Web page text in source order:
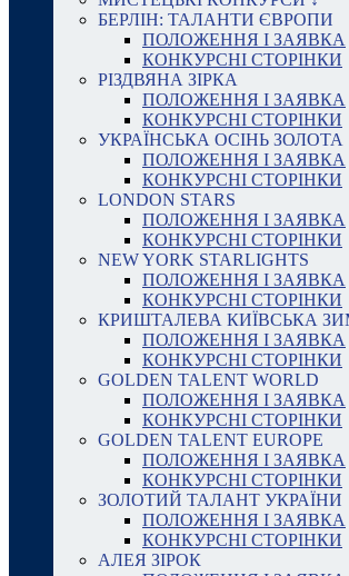
БЕРЛІН: ТАЛАНТИ ЄВРОПИ
ПОЛОЖЕННЯ І ЗАЯВКА
КОНКУРСНІ СТОРІНКИ
РІЗДВЯНА ЗІРКА
ПОЛОЖЕННЯ І ЗАЯВКА
КОНКУРСНІ СТОРІНКИ
УКРАЇНСЬКА ОСІНЬ ЗОЛОТА
ПОЛОЖЕННЯ І ЗАЯВКА
КОНКУРСНІ СТОРІНКИ
LONDON STARS
ПОЛОЖЕННЯ І ЗАЯВКА
КОНКУРСНІ СТОРІНКИ
NEW YORK STARLIGHTS
ПОЛОЖЕННЯ І ЗАЯВКА
КОНКУРСНІ СТОРІНКИ
КРИШТАЛЕВА КИЇВСЬКА
ПОЛОЖЕННЯ І ЗАЯВКА
КОНКУРСНІ СТОРІНКИ
GOLDEN TALENT WORLD
ПОЛОЖЕННЯ І ЗАЯВКА
КОНКУРСНІ СТОРІНКИ
GOLDEN TALENT EUROPE
ПОЛОЖЕННЯ І ЗАЯВКА
КОНКУРСНІ СТОРІНКИ
ЗОЛОТИЙ ТАЛАНТ УКРАЇНИ
ПОЛОЖЕННЯ І ЗАЯВКА
КОНКУРСНІ СТОРІНКИ
АЛЕЯ ЗІРОК